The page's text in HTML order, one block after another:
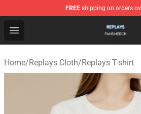
FREE shipping on orders
Open menu
Replays Shop - Official Replays
Home/Replays Cloth/Replays T-shirt